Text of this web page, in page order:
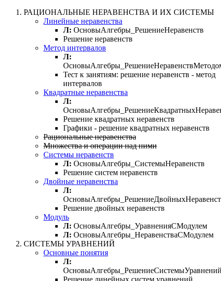
РАЦИОНАЛЬНЫЕ НЕРАВЕНСТВА И ИХ СИСТЕМЫ
Линейные неравенства
Л: ОсновыАлгебры_РешениеНеравенств
Решение неравенств
Метод интервалов
Л:
Тест к занятиям: решение неравенств - метод
интервалов
Квадратные неравенства
Л:
Решение квадратных неравенств
Графики - решение квадратных неравенств
Рациональные неравенства
Множества и операции над ними
Системы неравенств
Л: ОсновыАлгебры_СистемыНеравенств
Решение систем неравенств
Двойные неравенства
Л:
Решение двойных неравенств
Модуль
Л: ОсновыАлгебры_УравненияСМодулем
Л: ОсновыАлгебры_НеравенстваСМодулем
СИСТЕМЫ УРАВНЕНИЙ
Основные понятия
Л:
Решение линейных систем уравнений